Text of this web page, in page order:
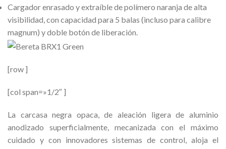
Cargador enrasado y extraíble de polímero naranja de alta
visibilidad, con capacidad para 5 balas (incluso para calibre
magnum) y doble botón de liberación.
[row ]
[col span=»1/2″ ]
La carcasa negra opaca, de aleación ligera de aluminio
anodizado superficialmente, mecanizada con el máximo
cuidado y con innovadores sistemas de control, aloja el